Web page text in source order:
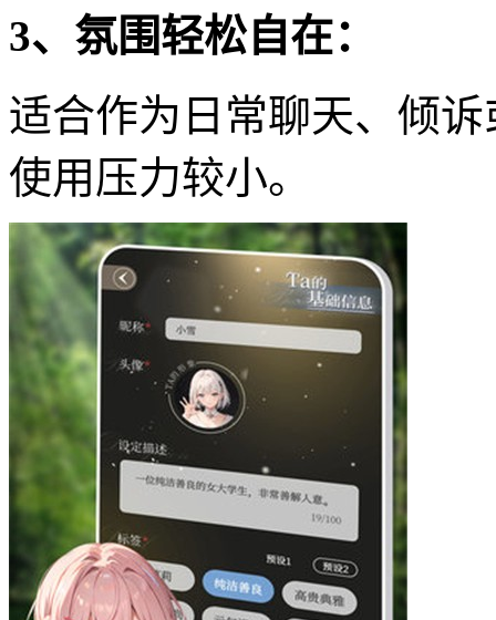
3、氛围轻松自在：
适合作为日常聊天、倾
使用压力较小。